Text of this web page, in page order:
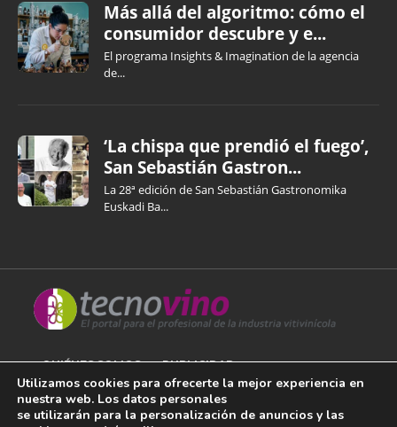
Más allá del algoritmo: cómo el
consumidor descubre y e...
El programa Insights & Imagination de la agencia
de...
‘La chispa que prendió el fuego’,
San Sebastián Gastron...
La 28ª edición de San Sebastián Gastronomika
Euskadi Ba...
QUIÉNES SOMOS PUBLICIDAD
AVISO LEGAL
Utilizamos cookies para ofrecerte la mejor experiencia en
nuestra web. Los datos personales
se utilizarán para la personalización de anuncios y las